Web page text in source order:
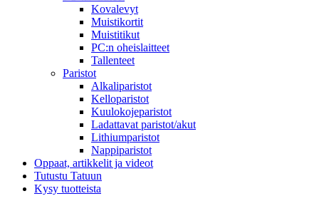
Kovalevyt
Muistikortit
Muistitikut
PC:n oheislaitteet
Tallenteet
Paristot
Alkaliparistot
Kelloparistot
Kuulokojeparistot
Ladattavat paristot/akut
Lithiumparistot
Nappiparistot
Oppaat, artikkelit ja videot
Tutustu Tatuun
Kysy tuotteista